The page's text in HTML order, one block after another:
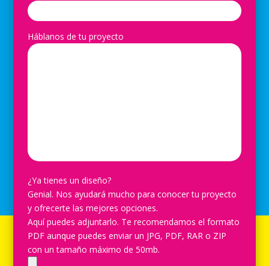
Háblanos de tu proyecto
¿Ya tienes un diseño?
Genial. Nos ayudará mucho para conocer tu proyecto
y ofrecerte las mejores opciones.
Aquí puedes adjuntarlo. Te recomendamos el formato
PDF aunque puedes enviar un JPG, PDF, RAR o ZIP
con un tamaño máximo de 50mb.